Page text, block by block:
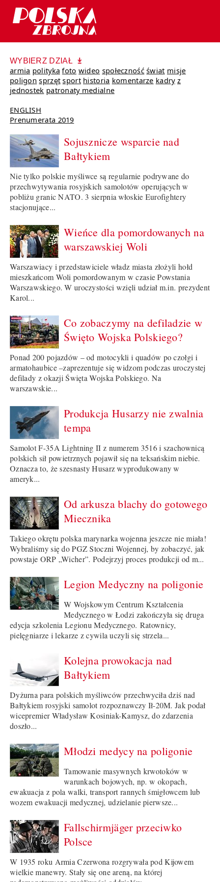
WYBIERZ DZIAŁ
armia polityka foto wideo społeczność świat misje
poligon sprzęt sport historia komentarze kadry z
jednostek patronaty medialne
ENGLISH
Prenumerata 2019
Sojusznicze wsparcie nad
Bałtykiem
Nie tylko polskie myśliwce są regularnie podrywane do
przechwytywania rosyjskich samolotów operujących w
pobliżu granic NATO. 3 sierpnia włoskie Eurofightery
stacjonujące...
Wieńce dla pomordowanych na
warszawskiej Woli
Warszawiacy i przedstawiciele władz miasta złożyli hołd
mieszkańcom Woli pomordowanym w czasie Powstania
Warszawskiego. W uroczystości wzięli udział m.in. prezydent
Karol...
Co zobaczymy na defiladzie w
Święto Wojska Polskiego?
Ponad 200 pojazdów – od motocykli i quadów po czołgi i
armatohaubice –zaprezentuje się widzom podczas uroczystej
defilady z okazji Święta Wojska Polskiego. Na
warszawskie...
Produkcja Husarzy nie zwalnia
tempa
Samolot F-35A Lightning II z numerem 3516 i szachownicą
polskich sił powietrznych pojawił się na teksańskim niebie.
Oznacza to, że szesnasty Husarz wyprodukowany w
ameryk...
Od arkusza blachy do gotowego
Miecznika
Takiego okrętu polska marynarka wojenna jeszcze nie miała!
Wybraliśmy się do PGZ Stoczni Wojennej, by zobaczyć, jak
powstaje ORP „Wicher”. Podejrzyj proces produkcji od m...
Legion Medyczny na poligonie
W Wojskowym Centrum Kształcenia
Medycznego w Łodzi zakończyła się druga
edycja szkolenia Legionu Medycznego. Ratownicy,
pielęgniarze i lekarze z cywila uczyli się strzela...
Kolejna prowokacja nad
Bałtykiem
Dyżurna para polskich myśliwców przechwyciła dziś nad
Bałtykiem rosyjski samolot rozpoznawczy Ił-20M. Jak podał
wicepremier Władysław Kosiniak-Kamysz, do zdarzenia
doszło...
Młodzi medycy na poligonie
Tamowanie masywnych krwotoków w
warunkach bojowych, np. w okopach,
ewakuacja z pola walki, transport rannych śmigłowcem lub
wozem ewakuacji medycznej, udzielanie pierwsze...
Fallschirmjäger przeciwko
Polsce
W 1935 roku Armia Czerwona rozgrywała pod Kijowem
wielkie manewry. Stały się one areną, na której